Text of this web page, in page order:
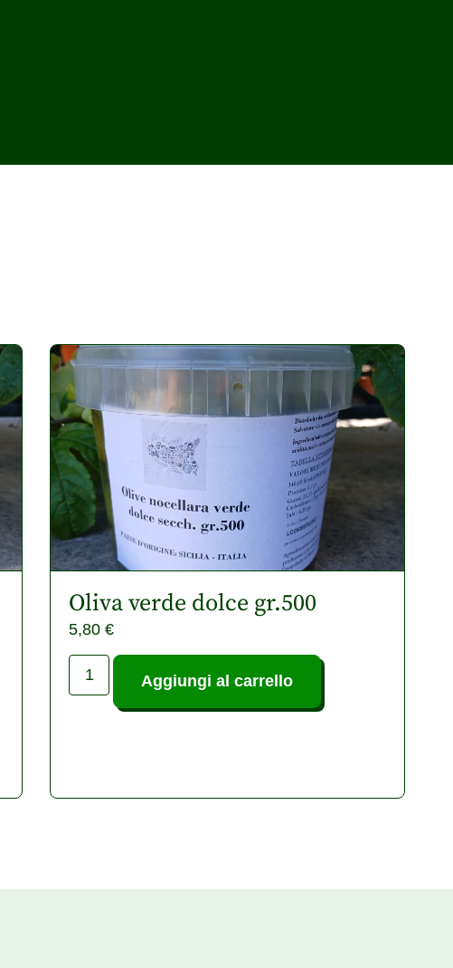
Oliva verde dolce gr.500
5,80€
Aggiungi al carrello